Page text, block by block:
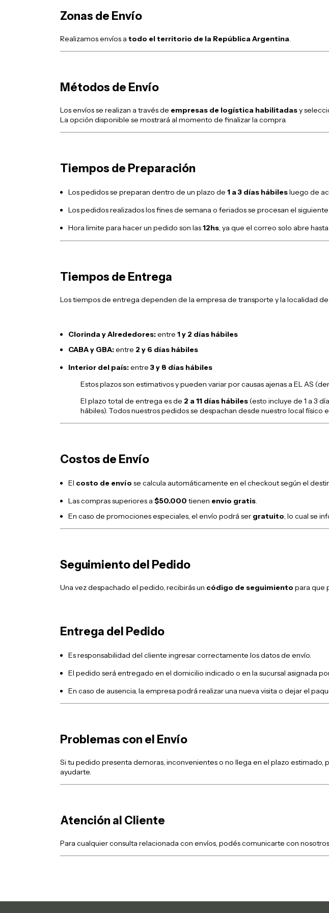
Zonas de Envío
Realizamos envíos a todo el territorio de la República Argentina.
Métodos de Envío
Los envíos se realizan a través de empresas de logística habilitadasy
La opción disponible se mostrará al momento de finalizar la compra.
Tiempos de Preparación
Los pedidos se preparan dentro de un plazo de 1 a 3 días hábilesluego de
Los pedidos realizados los fines de semana o feriados se procesan el
Hora limite para hacer un pedido son las12hs, ya que el correo solo abre
Tiempos de Entrega
Los tiempos de entrega dependen de la empresa de transporte y la localidad
Clorinda y Alrededores:entre 1 y 2 días hábiles
CABA y GBA:entre 2 y 6 días hábiles
Interior del país:entre 3 y 8 días hábiles
Estos plazos son estimativos y pueden variar por causas ajenas a EL AS
El plazo total de entrega es de 2 a 11 días hábiles(esto incluye de 1 a 3
hábiles). Todos nuestros pedidos se despachan desde nuestro local físico
Costos de Envío
El costo de envío se calcula automáticamente en el checkout según el
Las compras superiores a $50.000 tienen envio gratis.
En caso de promociones especiales, el envío podrá ser gratuito, lo cual se
Seguimiento del Pedido
Una vez despachado el pedido, recibirás un código de seguimiento para que
Entrega del Pedido
Es responsabilidad del cliente ingresar correctamente los datos de envío.
El pedido será entregado en el domicilio indicado o en la sucursal asignada
En caso de ausencia, la empresa podrá realizar una nueva visita o dejar el
Problemas con el Envío
Si tu pedido presenta demoras, inconvenientes o no llega en el plazo
ayudarte.
Atención al Cliente
Para cualquier consulta relacionada con envíos, podés comunicarte con